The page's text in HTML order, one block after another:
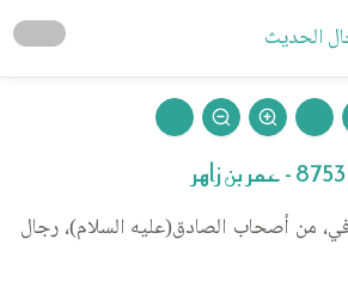
الحديث
8753 - عمر بن زاهر
من أصحاب الصادق(عليه السلام)، رجال